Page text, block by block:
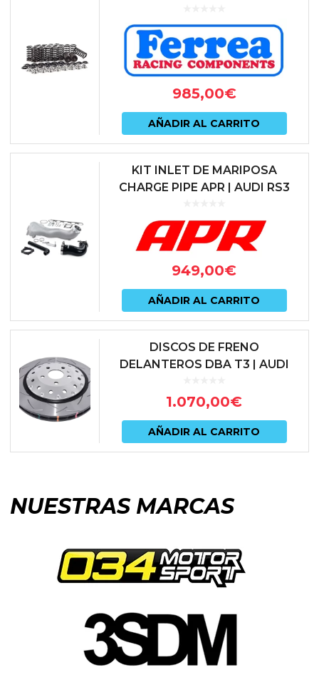
(8J / 8S) / RSQ3 (2.5 TFSI...
985,00€
AÑADIR AL CARRITO
KIT INLET DE MARIPOSA
CHARGE PIPE APR | AUDI RS3
F3 (2.5 TFSI DAZA / DNWA) | M...
949,00€
AÑADIR AL CARRITO
DISCOS DE FRENO
DELANTEROS DBA T3 | AUDI
(370MM) | DBA52844SLVS
1.070,00€
AÑADIR AL CARRITO
NUESTRAS MARCAS